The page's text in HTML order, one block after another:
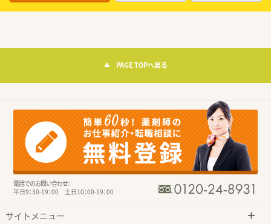
PAGE TOPへ戻る
電話でのお問い合わせ：
平日9：30-19：00 土日10：00-19：00
サイトメニュー